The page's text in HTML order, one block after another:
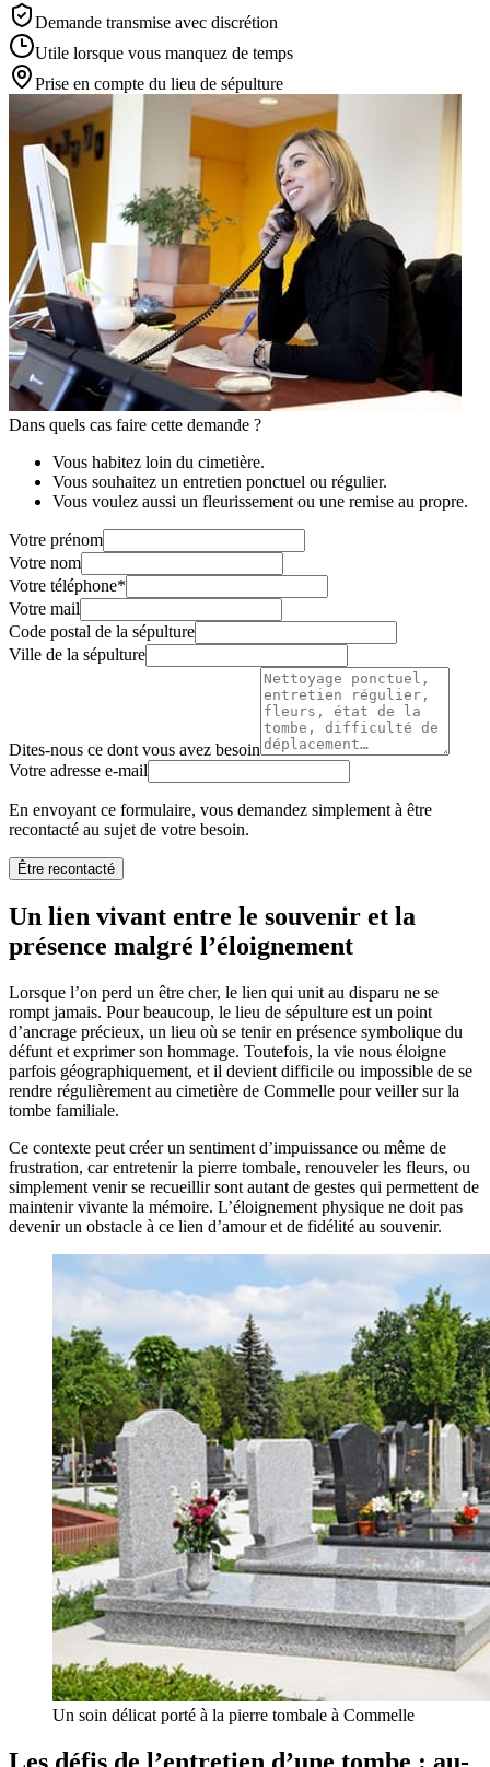
Demande transmise avec discrétion
Utile lorsque vous manquez de temps
Prise en compte du lieu de sépulture
Dans quels cas faire cette demande ?
Vous habitez loin du cimetière.
Vous souhaitez un entretien ponctuel ou régulier.
Vous voulez aussi un fleurissement ou une remise au propre.
Votre prénom
Votre nom
Votre téléphone*
Votre mail
Code postal de la sépulture
Ville de la sépulture
Dites-nous ce dont vous avez besoin
Votre adresse e-mail
En envoyant ce formulaire, vous demandez simplement à être
recontacté au sujet de votre besoin.
Être recontacté
Un lien vivant entre le souvenir et la
présence malgré l’éloignement
Lorsque l’on perd un être cher, le lien qui unit au disparu ne se
rompt jamais. Pour beaucoup, le lieu de sépulture est un point
d’ancrage précieux, un lieu où se tenir en présence symbolique du
défunt et exprimer son hommage. Toutefois, la vie nous éloigne
parfois géographiquement, et il devient difficile ou impossible de se
rendre régulièrement au cimetière de Commelle pour veiller sur la
tombe familiale.
Ce contexte peut créer un sentiment d’impuissance ou même de
frustration, car entretenir la pierre tombale, renouveler les fleurs, ou
simplement venir se recueillir sont autant de gestes qui permettent de
maintenir vivante la mémoire. L’éloignement physique ne doit pas
devenir un obstacle à ce lien d’amour et de fidélité au souvenir.
Un soin délicat porté à la pierre tombale à Commelle
Les défis de l’entretien d’une tombe : au-